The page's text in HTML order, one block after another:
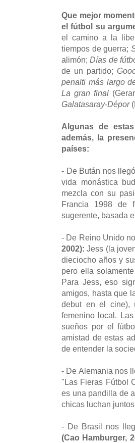
Que mejor
el fútbol su
el camino a la
tiempos de guerra;
alimón;Días de
de un partido;
penalti más largo
La gran final
Galatasaray-Dépor
Algunas de
además, la
países:
- De Bután nos llegó
vida monástica
mezcla con su
Francia 1998 de
sugerente, basada
- De Reino Unido
2002): Jess (la
dieciocho años y
pero ella
Para Jess, eso
amigos, hasta que
debut en el cine),
femenino local.
sueños por el
amistad de estas
de entender la
- De Alemania nos
"Las Fieras Fútbol
es una pandilla de
chicas luchan
- De Brasil nos
(Cao Hamburger,